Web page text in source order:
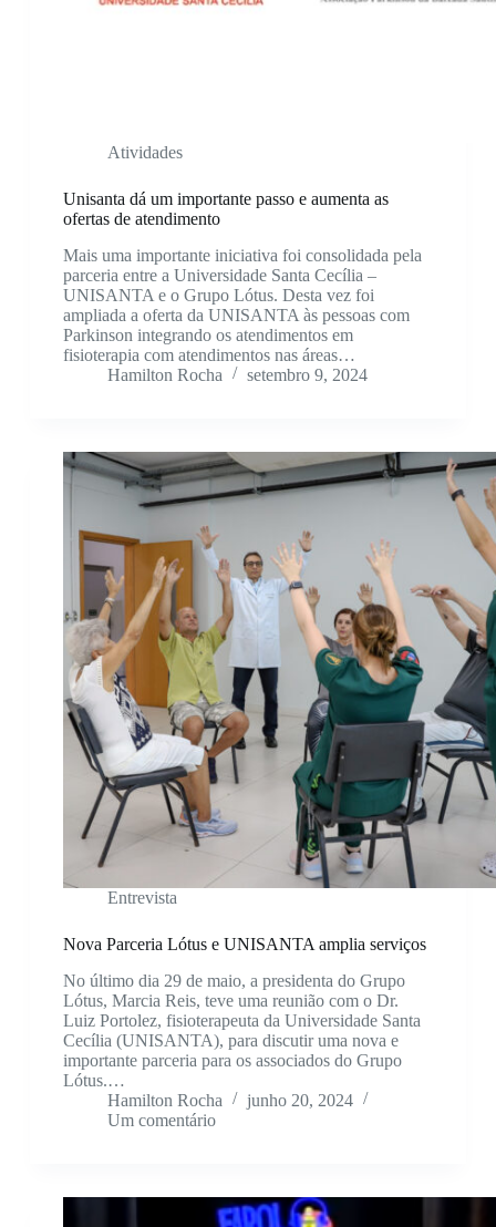
Atividades
Unisanta dá um importante passo e aumenta as
ofertas de atendimento
Mais uma importante iniciativa foi consolidada pela
parceria entre a Universidade Santa Cecília –
UNISANTA e o Grupo Lótus. Desta vez foi
ampliada a oferta da UNISANTA às pessoas com
Parkinson integrando os atendimentos em
fisioterapia com atendimentos nas áreas…
Hamilton Rocha
setembro 9, 2024
Entrevista
Nova Parceria Lótus e UNISANTA amplia serviços
No último dia 29 de maio, a presidenta do Grupo
Lótus, Marcia Reis, teve uma reunião com o Dr.
Luiz Portolez, fisioterapeuta da Universidade Santa
Cecília (UNISANTA), para discutir uma nova e
importante parceria para os associados do Grupo
Lótus.…
Hamilton Rocha
junho 20, 2024
Um comentário